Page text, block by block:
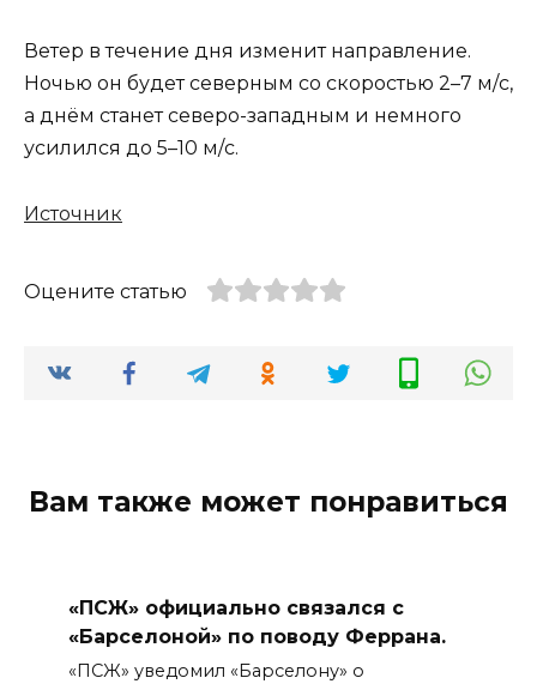
Ветер в течение дня изменит направление.
Ночью он будет северным со скоростью 2–7 м/с,
а днём станет северо-западным и немного
усилился до 5–10 м/с.
Источник
Оцените статью
Вам также может понравиться
«ПСЖ» официально связался с
«Барселоной» по поводу Феррана.
«ПСЖ» уведомил «Барселону» о